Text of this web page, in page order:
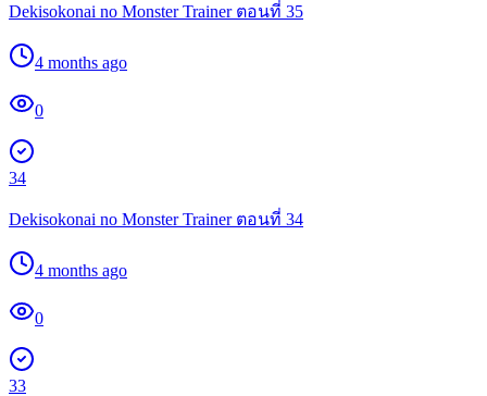
Dekisokonai no Monster Trainer ตอนที่ 35
4 months ago
0
34
Dekisokonai no Monster Trainer ตอนที่ 34
4 months ago
0
33